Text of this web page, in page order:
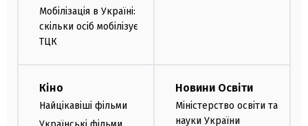
Мобілізація в Україні:
скільки осіб мобілізує
ТЦК
Кіно
Найцікавіші фільми
Новини Освіти
Міністерство освіти та
науки України